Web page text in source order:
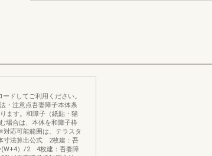
ドしてご利用ください。
・注意点吾妻障子本体条
ます。和障子（紙貼・猫
場合は、本体を和障子枠
対応可能範囲は、テラスタ
寸法算出公式 2枚建：吾
）/2 4枚建：吾妻障